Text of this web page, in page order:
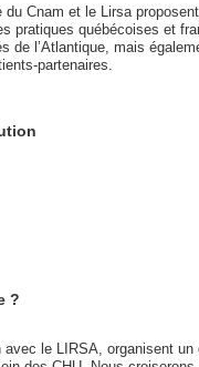
Cnam et le Lirsa
pratiques québécoises et
l’Atlantique, mais
partenaires.
?
le LIRSA, organisent